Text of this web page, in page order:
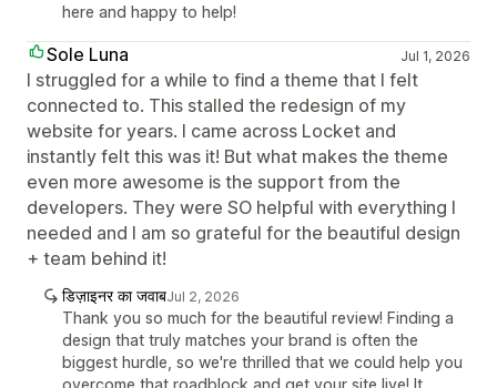
here and happy to help!
Sole Luna Jul 1, 2026
I struggled for a while to find a theme that I felt
connected to. This stalled the redesign of my
website for years. I came across Locket and
instantly felt this was it! But what makes the theme
even more awesome is the support from the
developers. They were SO helpful with everything I
needed and I am so grateful for the beautiful design
+ team behind it!
डिज़ाइनर का जवाबJul 2, 2026
Thank you so much for the beautiful review! Finding a
design that truly matches your brand is often the
biggest hurdle, so we're thrilled that we could help you
overcome that roadblock and get your site live! It